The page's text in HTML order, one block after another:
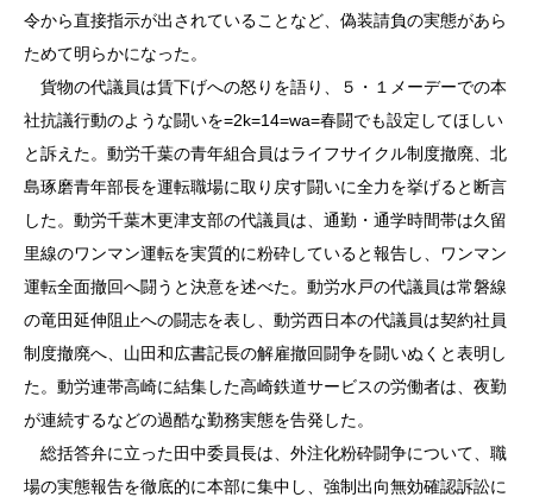
令から直接指示が出されていることなど、偽装請負の実態があら
ためて明らかになった。
貨物の代議員は賃下げへの怒りを語り、５・１メーデーでの本
社抗議行動のような闘いを=2k=14=wa=春闘でも設定してほしい
と訴えた。動労千葉の青年組合員はライフサイクル制度撤廃、北
島琢磨青年部長を運転職場に取り戻す闘いに全力を挙げると断言
した。動労千葉木更津支部の代議員は、通勤・通学時間帯は久留
里線のワンマン運転を実質的に粉砕していると報告し、ワンマン
運転全面撤回へ闘うと決意を述べた。動労水戸の代議員は常磐線
の竜田延伸阻止への闘志を表し、動労西日本の代議員は契約社員
制度撤廃へ、山田和広書記長の解雇撤回闘争を闘いぬくと表明し
た。動労連帯高崎に結集した高崎鉄道サービスの労働者は、夜勤
が連続するなどの過酷な勤務実態を告発した。
総括答弁に立った田中委員長は、外注化粉砕闘争について、職
場の実態報告を徹底的に本部に集中し、強制出向無効確認訴訟に